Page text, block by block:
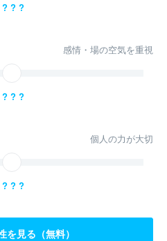
? ? ?
感情・場の空気を重視
? ? ?
個人の力が大切
? ? ?
を見る（無料）